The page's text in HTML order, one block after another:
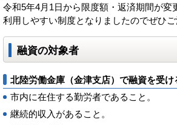
令和5年4月1日から限度額・返済期間が変
利用しやすい制度となりましたのでぜひご
融資の対象者
北陸労働金庫（金津支店）で融資を受け
市内に在住する勤労者であること。
継続的収入があること。